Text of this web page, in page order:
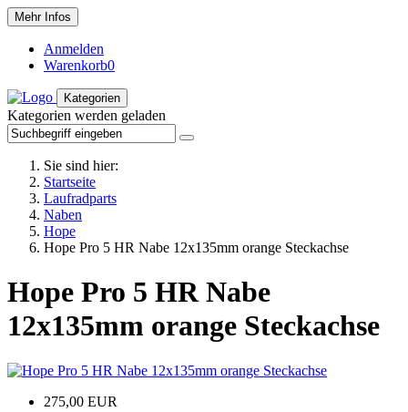
Mehr Infos
Anmelden
Warenkorb0
Kategorien
Kategorien werden geladen
Sie sind hier:
Startseite
Laufradparts
Naben
Hope
Hope Pro 5 HR Nabe 12x135mm orange Steckachse
Hope Pro 5 HR Nabe
12x135mm orange Steckachse
275,00 EUR